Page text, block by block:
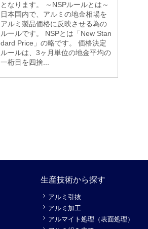
となります。 ～NSPルールとは～
日本国内で、アルミの地金相場を
アルミ製品価格に反映させる為の
ルールです。 NSPとは「New Stan
dard Price」の略です。 価格決定
ルールは、3ヶ月単位の地金平均の
一桁目を四捨...
生産技術から探す
アルミ引抜
アルミ加工
アルマイト処理（表面処理）